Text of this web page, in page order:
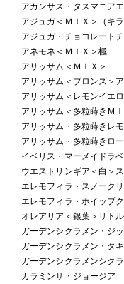
アカンサス・タスマニア
アジュガ＜ＭＩＸ＞（キ
アジュガ・チョコレート
アネモネ＜ＭＩＸ＞極
アリッサム＜ＭＩＸ＞
アリッサム＜ブロンズ＞
アリッサム＜レモンイエ
アリッサム＜多粒蒔きＭ
アリッサム・多粒蒔きレ
アリッサム・多粒蒔きロ
イベリス・マーメイドラ
ウエストリンギア＜白＞
エレモフィラ・スノーク
エレモフィラ・ホイップ
オレアリア＜銀葉＞リト
ガーデンシクラメン・ジ
ガーデンシクラメン・タ
ガーデンシクラメンシク
カラミンサ・ジョージア